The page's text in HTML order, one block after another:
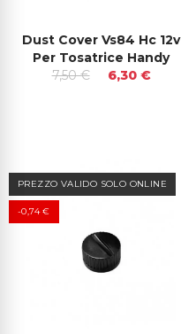
Dust Cover Vs84 Hc 12v
Per Tosatrice Handy
7,50 €
6,30 €
PREZZO VALIDO SOLO ONLINE
-0,74 €